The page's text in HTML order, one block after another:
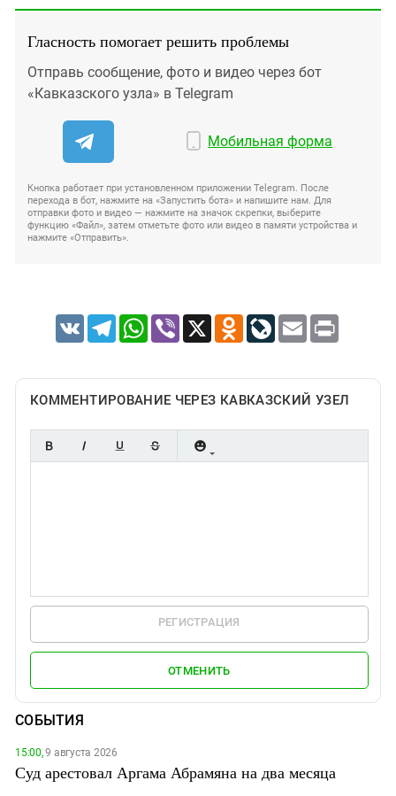
Гласность помогает решить проблемы
Отправь сообщение, фото и видео через бот
«Кавказского узла» в Telegram
Мобильная форма
Кнопка работает при установленном приложении Telegram. После
перехода в бот, нажмите на «Запустить бота» и напишите нам. Для
отправки фото и видео — нажмите на значок скрепки, выберите
функцию «Файл», затем отметьте фото или видео в памяти устройства и
нажмите «Отправить».
VK TelegramWhatsApp
Viber X Odnoklassniki
LiveJournal
Email Print
КОММЕНТИРОВАНИЕ ЧЕРЕЗ КАВКАЗСКИЙ УЗЕЛ
РЕГИСТРАЦИЯ
ОТМЕНИТЬ
СОБЫТИЯ
15:00,9 августа 2026
Суд арестовал Аргама Абрамяна на два месяца